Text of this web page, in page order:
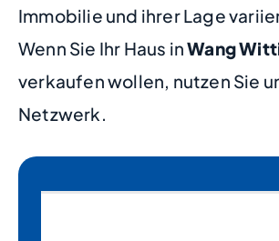
Immobilie und ihrer Lage
Wenn Sie Ihr Haus inWang
verkaufen wollen, nutzen Sie
Netzwerk.